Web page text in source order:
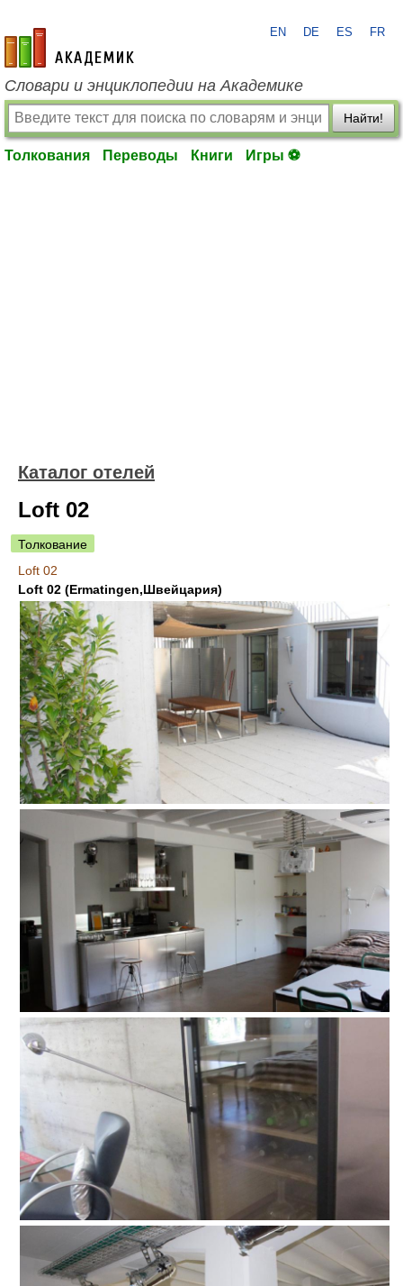
academic.ru
EN DE ES FR
Словари и энциклопедии на Академике
Найти!
Толкования Переводы Книги Игры ⚽
Каталог отелей
Loft 02
Толкование
Loft 02
Loft 02 (Ermatingen,Швейцария)